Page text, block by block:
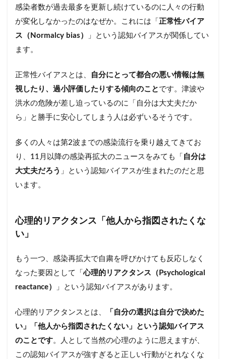
感染者数が過去最多を更新し続けているのに人々の行動
が変化しなかったのはなぜか。これには「 正常性バイア
ス（Normalcy bias）
」という認知バイアスが関係してい
ます。
正常性バイアスとは、
自分にとって都合の悪い情報は無
視したり、過小評価したりする傾向のこと です。津波や
洪水の危険が差し迫っているのに「自分は大丈夫だか
ら」と勝手に安心してしまう人は必ずいるそうです。
多くの人々は第2波までの感染流行を乗り越えてきてお
り、11月以降の感染再拡大のニュースをみても「 自分は
大丈夫だろう 」という認知バイアスが生まれたのだと思
います。
心理的リアクタンス「他人から指図されたくな
い」
もう一つ、感染再拡大で自粛を呼びかけても反応しなく
なった要因として「心理的リアクタンス（Psychological
reactance）
」という認知バイアスがあります。
心理的リアクタンスとは、
「自分の選択は自分で決めた
い」「他人から指図されたくない」という認知バイアス
のことです。人として当然の心理のように思えますが、
この認知バイアスが強すぎると正しい行動がとれなくな